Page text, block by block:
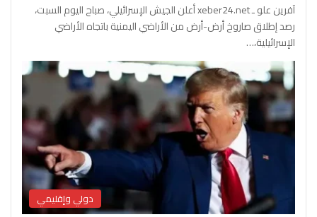
آفرين علو ـ xeber24.net أعلن الجيش الإسرائيلي، صباح اليوم السبت،
رصد إطلاق صاروخ أرض-أرض من الأراضي اليمنية باتجاه الأراضي
الإسرائيلية،…
دولي وإقليمي